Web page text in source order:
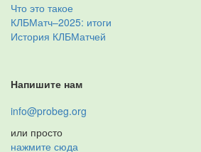
Что это такое
КЛБМатч–2025: итоги
История КЛБМатчей
Напишите нам
info@probeg.org
или просто
нажмите сюда